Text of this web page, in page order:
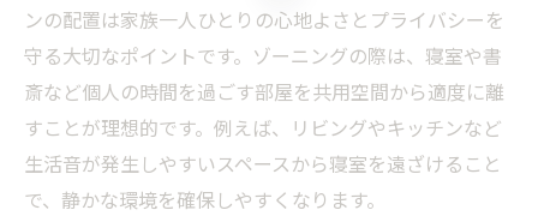
ンの配置は家族一人ひとりの心地よさとプライバシーを
守る大切なポイントです。ゾーニングの際は、寝室や書
斎など個人の時間を過ごす部屋を共用空間から適度に離
すことが理想的です。例えば、リビングやキッチンなど
生活音が発生しやすいスペースから寝室を遠ざけること
で、静かな環境を確保しやすくなります。